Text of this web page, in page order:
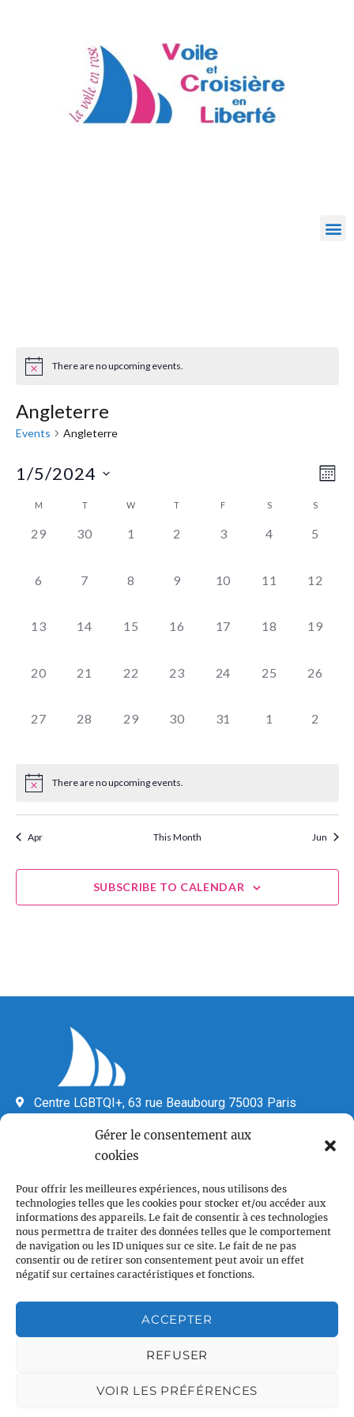
Gérer le consentement aux
cookies
Pour offrir les meilleures expériences, nous utilisons des
technologies telles que les cookies pour stocker et/ou accéder aux
informations des appareils. Le fait de consentir à ces technologies
nous permettra de traiter des données telles que le comportement
de navigation ou les ID uniques sur ce site. Le fait de ne pas
consentir ou de retirer son consentement peut avoir un effet
négatif sur certaines caractéristiques et fonctions.
ACCEPTER
REFUSER
VOIR LES PRÉFÉRENCES
There are no upcoming events.
Angleterre
Events Angleterre
1/5/2024
Calendar
Events
M T W T F S S
0
29
0
30
0
1
0
2
0
3
0
4
0
5
0
6
0
7
0
8
0
9
0
10
0
11
0
12
0
13
0
14
0
15
0
16
0
17
0
18
0
19
0
20
0
21
0
22
0
23
0
24
0
25
0
26
0
27
0
28
0
29
0
30
0
31
0
1
0
2
There are no upcoming events.
Apr This Month Jun
SUBSCRIBE TO CALENDAR
Centre LGBTQI+, 63 rue Beaubourg 75003 Paris
Associations partenaires
Plan du site
Qui sommes nous